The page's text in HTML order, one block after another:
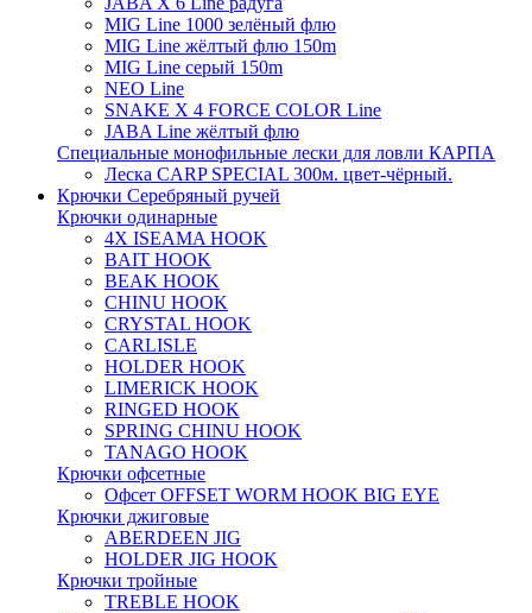
MIG Line 1000 зелёный флю
MIG Line жёлтый флю 150m
MIG Line серый 150m
NEO Line
SNAKE X 4 FORCE COLOR Line
JABA Line жёлтый флю
Специальные монофильные лески для ловли КАРПА
Леска CARP SPECIAL 300м. цвет-чёрный.
Крючки Серебряный ручей
Крючки одинарные
4X ISEAMA HOOK
BAIT HOOK
BEAK HOOK
CHINU HOOK
CRYSTAL HOOK
CARLISLE
HOLDER HOOK
LIMERICK HOOK
RINGED HOOK
SPRING CHINU HOOK
TANAGO HOOK
Крючки офсетные
Офсет OFFSET WORM HOOK BIG EYE
Крючки джиговые
ABERDEEN JIG
HOLDER JIG HOOK
Крючки тройные
TREBLE HOOK